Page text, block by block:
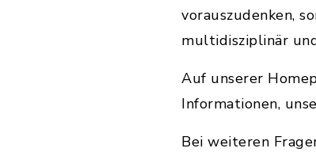
vorauszudenken,
multidisziplinär
Auf unserer
Informationen,
Bei weiteren